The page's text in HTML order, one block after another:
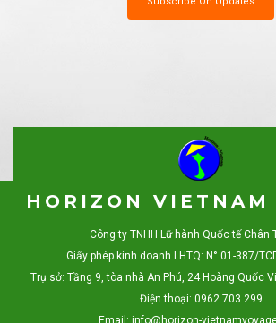
HORIZON VIETNAM
Công ty TNHH Lữ hành Quốc tế Chân
Giấy phép kinh doanh LHTQ: N° 01-387/
Trụ sở: Tầng 9, tòa nhà An Phú, 24 Hoàng Quốc
Điện thoại: 0962 703 299
Email: info@horizon-